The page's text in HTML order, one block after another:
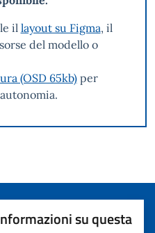
il layout su Figma, il
del modello o
(OSD 65kb)per
su questa